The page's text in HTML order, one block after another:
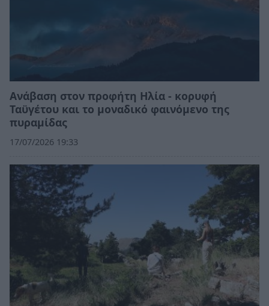
Ανάβαση στον προφήτη Ηλία - κορυφή
Ταϋγέτου και το μοναδικό φαινόμενο της
πυραμίδας
17/07/2026 19:33